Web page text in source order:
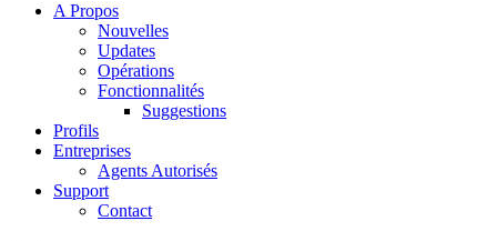
A Propos
Nouvelles
Updates
Opérations
Fonctionnalités
Suggestions
Profils
Entreprises
Agents Autorisés
Support
Contact